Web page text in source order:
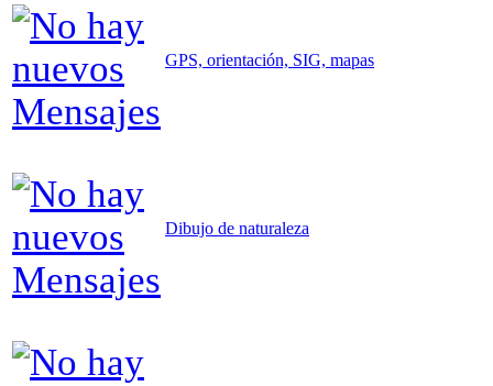
GPS, orientación, SIG, mapas
Dibujo de naturaleza